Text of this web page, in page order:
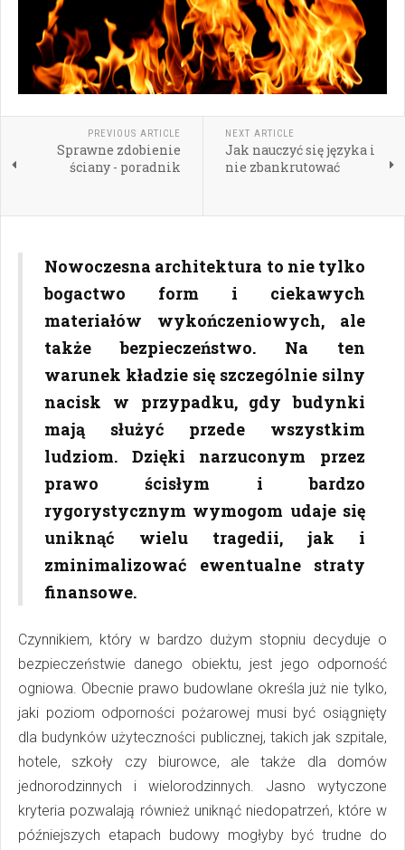
PREVIOUS ARTICLE
Sprawne zdobienie
ściany - poradnik
NEXT ARTICLE
Jak nauczyć się języka i
nie zbankrutować
Nowoczesna architektura to nie tylko
bogactwo form i ciekawych
materiałów wykończeniowych, ale
także bezpieczeństwo. Na ten
warunek kładzie się szczególnie silny
nacisk w przypadku, gdy budynki
mają służyć przede wszystkim
ludziom. Dzięki narzuconym przez
prawo ścisłym i bardzo
rygorystycznym wymogom udaje się
uniknąć wielu tragedii, jak i
zminimalizować ewentualne straty
finansowe.
Czynnikiem, który w bardzo dużym stopniu decyduje o
bezpieczeństwie danego obiektu, jest jego odporność
ogniowa. Obecnie prawo budowlane określa już nie tylko,
jaki poziom odporności pożarowej musi być osiągnięty
dla budynków użyteczności publicznej, takich jak szpitale,
hotele, szkoły czy biurowce, ale także dla domów
jednorodzinnych i wielorodzinnych. Jasno wytyczone
kryteria pozwalają również uniknąć niedopatrzeń, które w
późniejszych etapach budowy mogłyby być trudne do